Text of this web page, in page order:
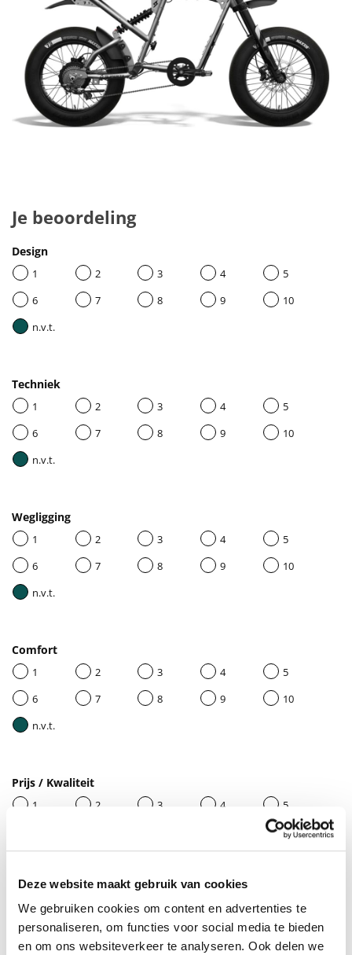
Deze website maakt gebruik van cookies
We gebruiken cookies om content en advertenties te
personaliseren, om functies voor social media te bieden
en om ons websiteverkeer te analyseren. Ook delen we
Je beoordeling
Design
1 2 3 4
5
6
7 8 9
10
n.v.t.
Techniek
1 2 3 4
5
6
7 8 9
10
n.v.t.
Wegligging
1 2 3 4
5
6
7 8 9
10
n.v.t.
Comfort
1 2 3 4
5
6
7 8 9
10
n.v.t.
Prijs / Kwaliteit
1 2 3 4
5
10
Geef je beoordeling een titel